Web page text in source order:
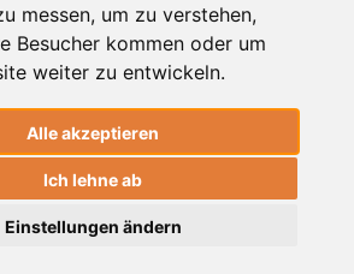
messen, um zu verstehen,
Besucher kommen oder um
weiter zu entwickeln.
Alle akzeptieren
Ich lehne ab
Einstellungen ändern
/ Registrieren